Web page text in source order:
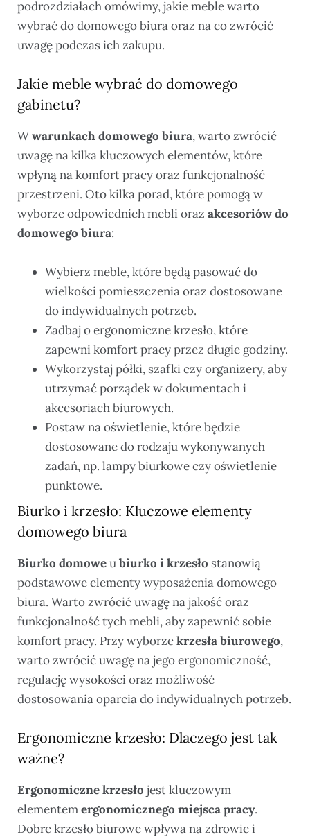
podrozdziałach omówimy, jakie meble warto
wybrać do domowego biura oraz na co zwrócić
uwagę podczas ich zakupu.
Jakie meble wybrać do domowego
gabinetu?
Wwarunkach domowego biura, warto zwrócić
uwagę na kilka kluczowych elementów, które
wpłyną na komfort pracy oraz funkcjonalność
przestrzeni. Oto kilka porad, które pomogą w
wyborze odpowiednich mebli oraz akcesoriów do
domowego biura:
Wybierz meble, które będą pasować do
wielkości pomieszczenia oraz dostosowane
do indywidualnych potrzeb.
Zadbaj o ergonomiczne krzesło, które
zapewni komfort pracy przez długie godziny.
Wykorzystaj półki, szafki czy organizery, aby
utrzymać porządek w dokumentach i
akcesoriach biurowych.
Postaw na oświetlenie, które będzie
dostosowane do rodzaju wykonywanych
zadań, np. lampy biurkowe czy oświetlenie
punktowe.
Biurko i krzesło: Kluczowe elementy
domowego biura
Biurko domoweиbiurko i krzesło stanowią
podstawowe elementy wyposażenia domowego
biura. Warto zwrócić uwagę na jakość oraz
funkcjonalność tych mebli, aby zapewnić sobie
komfort pracy. Przy wyborzekrzesła biurowego,
warto zwrócić uwagę na jego ergonomiczność,
regulację wysokości oraz możliwość
dostosowania oparcia do indywidualnych potrzeb.
Ergonomiczne krzesło: Dlaczego jest tak
ważne?
Ergonomiczne krzesło jest kluczowym
elementemergonomicznego miejsca pracy.
Dobre krzesło biurowe wpływa na zdrowie i